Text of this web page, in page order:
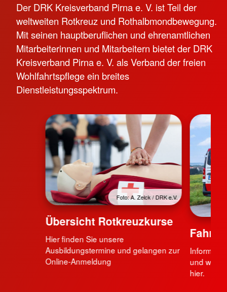
Der DRK Kreisverband Pirna e. V. ist Teil der
weltweiten Rotkreuz und Rothalbmondbewegung.
Mit seinen hauptberuflichen und ehrenamtlichen
Mitarbeiterinnen und Mitarbeitern bietet der DRK
Kreisverband Pirna e. V. als Verband der freien
Wohlfahrtspflege ein breites
Dienstleistungsspektrum.
Foto: A. Zelck / DRK e.V.
Übersicht Rotkreuzkurse
Hier finden Sie unsere
Ausbildungstermine und gelangen zur
Online-Anmeldung
und wie
hier.